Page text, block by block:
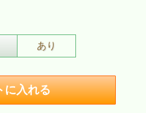
桜／さくら貝の歌／少年時代
の唄／待ちぼうけ／雪の降る街
たに
られた遊び／金髪のジェニー／
イカ／七里ヶ浜の哀歌（真白き
ッキーの我が家／懐かしのヴァ
あり